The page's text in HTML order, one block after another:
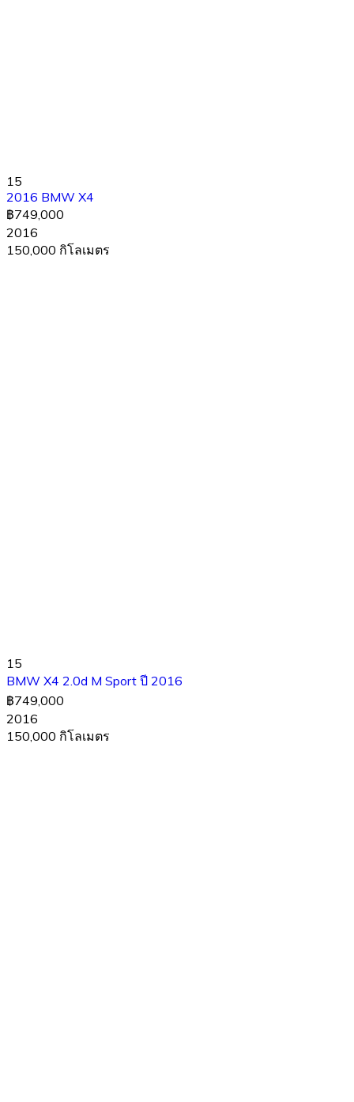
15
2016 BMW X4
฿749,000
2016
150,000 กิโลเมตร
15
BMW X4 2.0d M Sport ปี 2016
฿749,000
2016
150,000 กิโลเมตร